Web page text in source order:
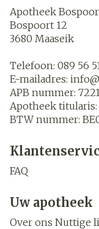
Apotheek
Bospoort 12
3680 Maaseik
Telefoon: 089 56
E-mailadres: info@
APB nummer:
Apotheek titularis:
BTW nummer:
FAQ
Uw apotheek
Over ons Nuttige